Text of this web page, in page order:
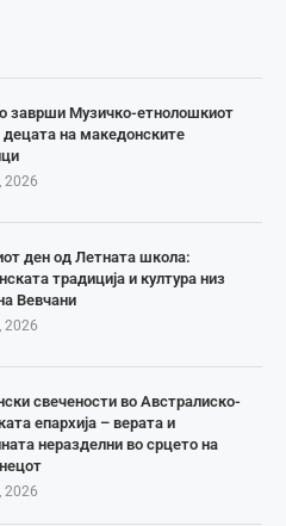
заврши Музичко-етнолошкиот
на македонските
2026
ден од Летната школа:
традиција и култура низ
Вевчани
2026
свечености во Австралиско-
епархија – верата и
неразделни во срцето на
2026